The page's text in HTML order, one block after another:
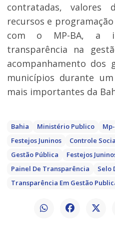
contratadas, valores
recursos e
com o MP-BA, a
transparência na
acompanhamento dos
municípios durante
mais importantes da
Bahia Ministério Publico
Festejos Juninos
Controle
Gestão Pública
Festejos
Painel De Transparência
Selo
Transparência Em Gestão